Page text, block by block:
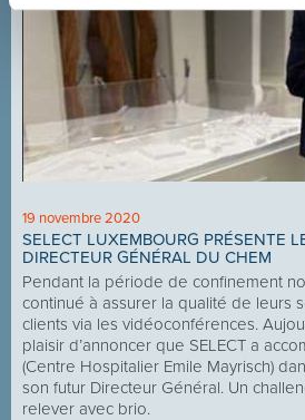
19 novembre 2020
SELECT LUXEMBOURG PRÉSENTE
DIRECTEUR GÉNÉRAL DU CHEM
Pendant la période de confinement
continué à assurer la qualité de leurs
clients via les vidéoconférences.
plaisir d’annoncer que SELECT a
(Centre Hospitalier Emile Mayrisch)
son futur Directeur Général. Un
relever avec brio.